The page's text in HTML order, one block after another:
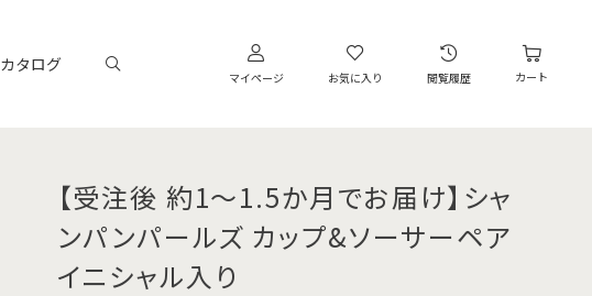
カタログ
マイページ お気に入り 閲覧履歴 カート
【受注後 約1～1.5か月でお届け】シャ
ンパンパールズ カップ&ソーサーペア
イニシャル入り